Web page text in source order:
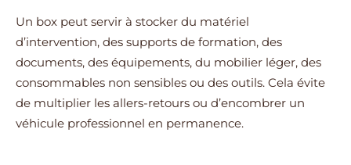
Un box peut servir à stocker du matériel
d’intervention, des supports de formation, des
documents, des équipements, du mobilier léger, des
consommables non sensibles ou des outils. Cela évite
de multiplier les allers-retours ou d’encombrer un
véhicule professionnel en permanence.